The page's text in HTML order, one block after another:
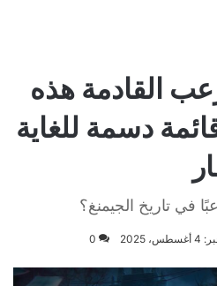
القادمة هذه
2025: قائمة دسمة للغاية
في تاريخ الجيمنغ؟
0